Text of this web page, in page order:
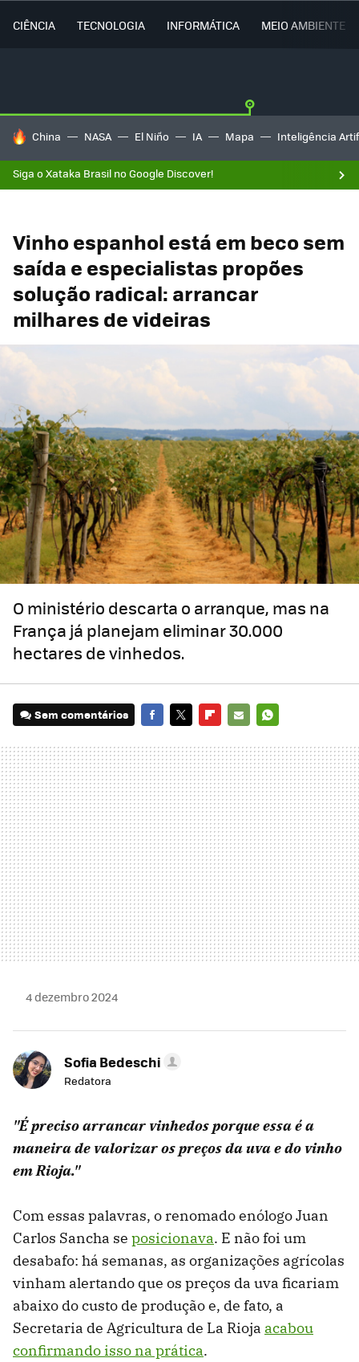
CIÊNCIA TECNOLOGIA INFORMÁTICA MEIO AMBIENTE
TENDÊNCIAS DO DIA
China NASA El Niño IA Mapa Inteligência
Siga o Xataka Brasil no Google Discover!
Vinho espanhol está em beco sem
saída e especialistas propões
solução radical: arrancar
milhares de videiras
O ministério descarta o arranque, mas na
França já planejam eliminar 30.000
hectares de vinhedos.
Sem comentários
MAIL
4 dezembro 2024
Sofia Bedeschi
Redatora
"É preciso arrancar vinhedos porque essa é a
maneira de valorizar os preços da uva e do vinho
em Rioja."
Com essas palavras, o renomado enólogo Juan
Carlos Sancha se posicionava. E não foi um
desabafo: há semanas, as organizações agrícolas
vinham alertando que os preços da uva ficariam
abaixo do custo de produção e, de fato, a
Secretaria de Agricultura de La Rioja acabou
confirmando isso na prática.